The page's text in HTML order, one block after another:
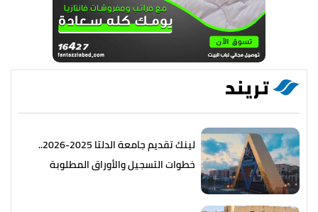
تريند
لينك تقديم جامعة الدلتا 2025-2026..
خطوات التسجيل والأوراق المطلوبة